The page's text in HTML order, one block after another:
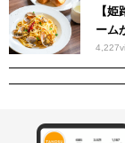
【
ーム
4,227